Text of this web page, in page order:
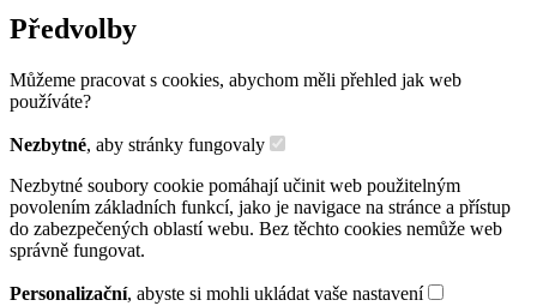
Předvolby
Můžeme pracovat s cookies, abychom měli přehled jak web
používáte?
Nezbytné, aby stránky fungovaly
Nezbytné soubory cookie pomáhají učinit web použitelným
povolením základních funkcí, jako je navigace na stránce a přístup
do zabezpečených oblastí webu. Bez těchto cookies nemůže web
správně fungovat.
Personalizační, abyste si mohli ukládat vaše nastavení